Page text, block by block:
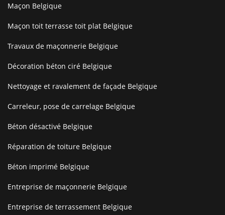
Maçon Belgique
Maçon toit terrasse toit plat Belgique
Travaux de maçonnerie Belgique
Décoration béton ciré Belgique
Nettoyage et ravalement de façade Belgique
Carreleur, pose de carrelage Belgique
Béton désactivé Belgique
Réparation de toiture Belgique
Béton imprimé Belgique
Entreprise de maçonnerie Belgique
Entreprise de terrassement Belgique